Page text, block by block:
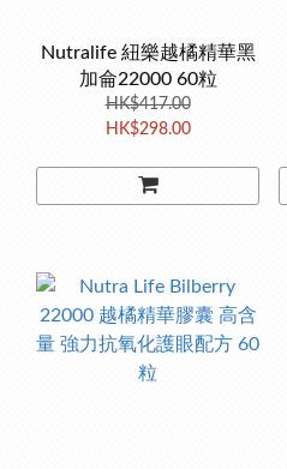
Nutralife 紐樂越橘精華黑
加侖22000 60粒
HK$417.00
HK$298.00